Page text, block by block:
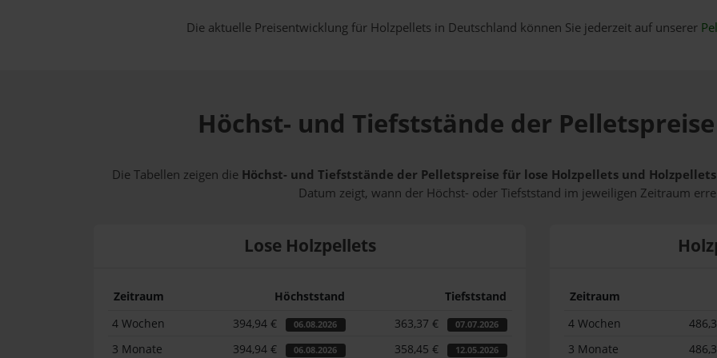
Die aktuelle Preisentwicklung für Holzpellets in Deutschland können Sie jederzeit auf unserer
Höchst- und Tiefststände der
Die Tabellen zeigen die Höchst- und Tiefststände der Pelletspreise für lose Holzpellets und
Datum zeigt, wann der Höchst- oder Tiefststand im jeweiligen Zeitraum
Lose Holzpellets
Zeitraum Höchststand
Tiefststand
4 Wochen
394,94 € 06.08.2026 363,37 € 07.07.2026
3 Monate 394,94 € 06.08.2026 358,45 € 12.05.2026
Zeitraum
4 Wochen
3 Monate